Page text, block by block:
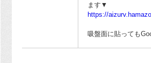
ます▼
https://
吸盤面に貼っても